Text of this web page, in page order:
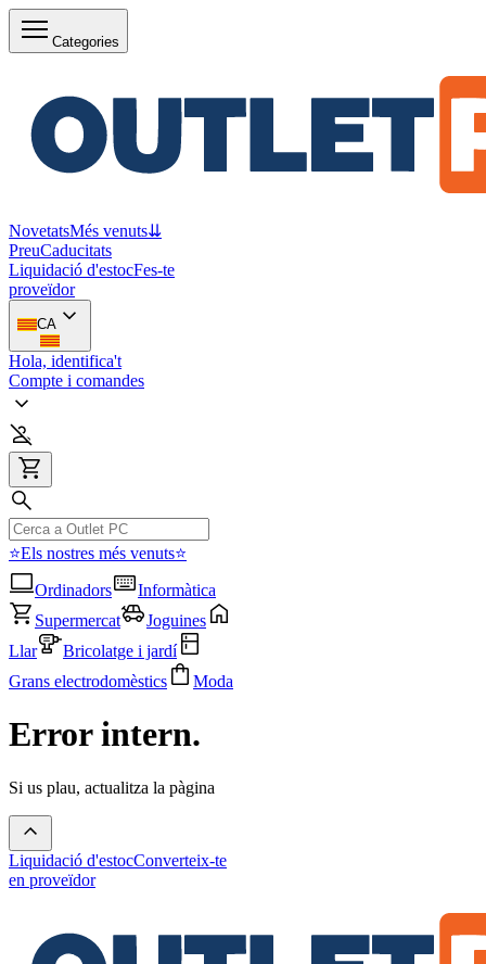
Categories
NovetatsMés venuts⇊
PreuCaducitats
Liquidació d'estocFes-te
proveïdor
CA
Hola, identifica't
Compte i comandes
⭐Els nostres més venuts⭐
Ordinadors
Informàtica
Supermercat
Joguines
Llar
Bricolatge i jardí
Grans electrodomèstics
Moda
Error intern.
Si us plau, actualitza la pàgina
Liquidació d'estocConverteix-te
en proveïdor